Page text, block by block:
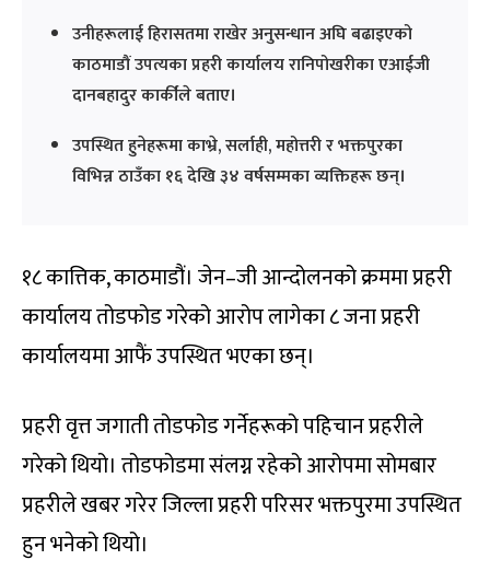
उनीहरूलाई हिरासतमा राखेर अनुसन्धान अघि बढाइएको
काठमाडौं उपत्यका प्रहरी कार्यालय रानिपोखरीका एआईजी
दानबहादुर कार्कीले बताए।
उपस्थित हुनेहरूमा काभ्रे, सर्लाही, महोत्तरी र भक्तपुरका
विभिन्न ठाउँका १६ देखि ३४ वर्षसम्मका व्यक्तिहरू छन्।
१८ कात्तिक, काठमाडौं। जेन–जी आन्दोलनको क्रममा प्रहरी
कार्यालय तोडफोड गरेको आरोप लागेका ८ जना प्रहरी
कार्यालयमा आफैं उपस्थित भएका छन्।
प्रहरी वृत्त जगाती तोडफोड गर्नेहरूको पहिचान प्रहरीले
गरेको थियो। तोडफोडमा संलग्न रहेको आरोपमा सोमबार
प्रहरीले खबर गरेर जिल्ला प्रहरी परिसर भक्तपुरमा उपस्थित
हुन भनेको थियो।